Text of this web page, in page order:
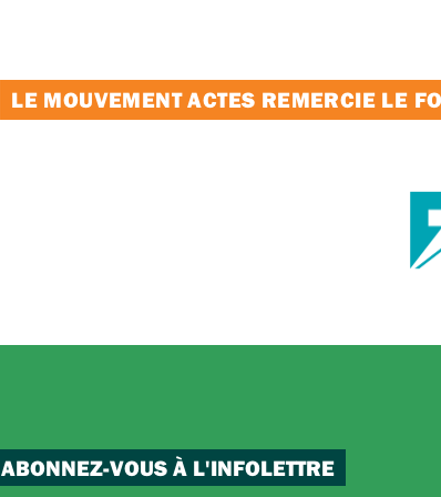
LE MOUVEMENT ACTES REMERCIE LE
ABONNEZ-VOUS À L'INFOLETTRE